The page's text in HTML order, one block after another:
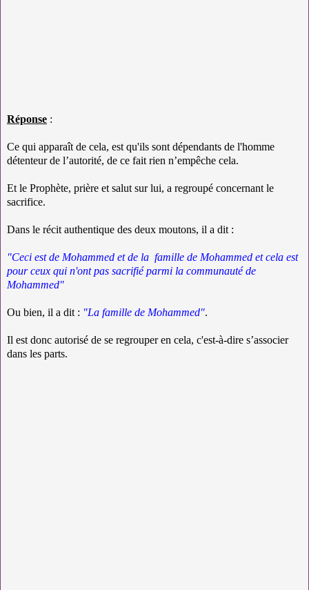
Réponse :
Ce qui apparaît de cela, est qu'ils sont dépendants de l'homme
détenteur de l’autorité, de ce fait rien n’empêche cela.
Et le Prophète, prière et salut sur lui, a regroupé concernant le
sacrifice.
Dans le récit authentique des deux moutons, il a dit :
"Ceci est de Mohammed et de la famille de Mohammed et cela est
pour ceux qui n'ont pas sacrifié parmi la communauté de
Mohammed"
Ou bien, il a dit : "La famille de Mohammed".
Il est donc autorisé de se regrouper en cela, c'est-à-dire s’associer
dans les parts.